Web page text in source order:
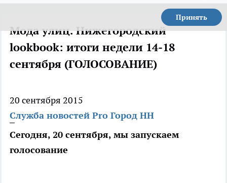
Принять
Мода улиц. Нижегородский
lookbook: итоги недели 14-18
сентября (ГОЛОСОВАНИЕ)
20 сентября 2015
Служба новостей Pro Город НН
Сегодня, 20 сентября, мы запускаем
голосование